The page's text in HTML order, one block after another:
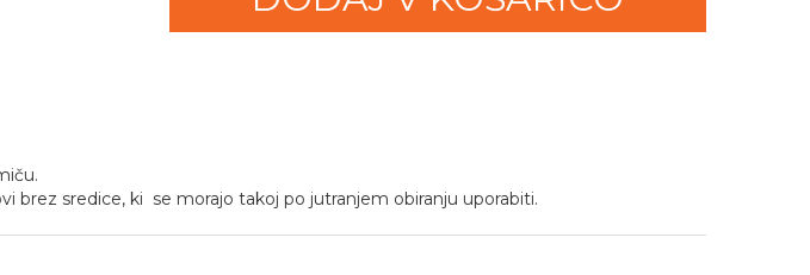
brez sredice, ki se morajo takoj po jutranjem obiranju uporabiti.